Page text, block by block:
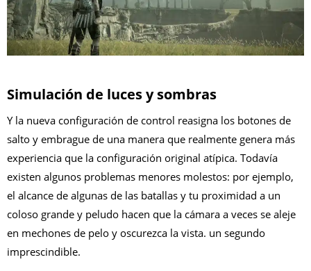
Simulación de luces y sombras
Y la nueva configuración de control reasigna los botones de
salto y embrague de una manera que realmente genera más
experiencia que la configuración original atípica. Todavía
existen algunos problemas menores molestos: por ejemplo,
el alcance de algunas de las batallas y tu proximidad a un
coloso grande y peludo hacen que la cámara a veces se aleje
en mechones de pelo y oscurezca la vista. un segundo
imprescindible.